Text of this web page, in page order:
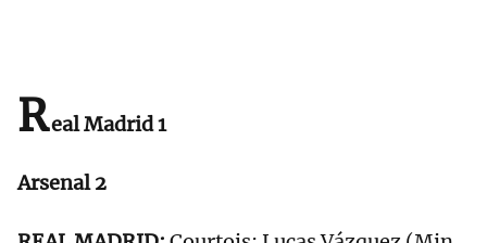
Real Madrid 1
Arsenal 2